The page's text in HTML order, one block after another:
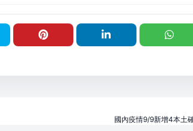
國內疫情9/9新增4本土